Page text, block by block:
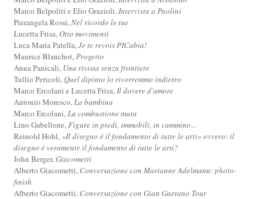
Marco Belpoliti e Elio Grazioli,Intervista a Paolini
Pierangela Rossi,Nel ricordo le tue
Lucetta Frisa,Otto movimenti
Luca Maria Patella,Je te revois PICabia!
Maurice Blanchot,Progetto
Anna Panicali, Una rivista senza frontiere
Tullio Pericoli,Quel dipinto lo rivorremmo indietro
Marco Ercolani e Lucetta Frisa,Il dovere d'amore
Antonio Moresco,La bambina
Marco Ercolani,La combustione muta
Lino Gabellone,Figure in piedi, immobili, in cammino...
Reinold Hohl, «Il disegno è il fondamento di tutte le arti» ovvero: il
disegno è veramente il fondamento di tutte le arti?
John Berger,Giacometti
Alberto Giacometti, Conversazione con Marianne Adelmann: photo-
finish
Alberto Giacometti, Conversazione con Gian Gaetano Tour